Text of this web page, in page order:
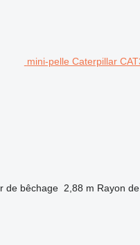
mini-pelle Caterpillar
de bêchage 2,88 m Rayon